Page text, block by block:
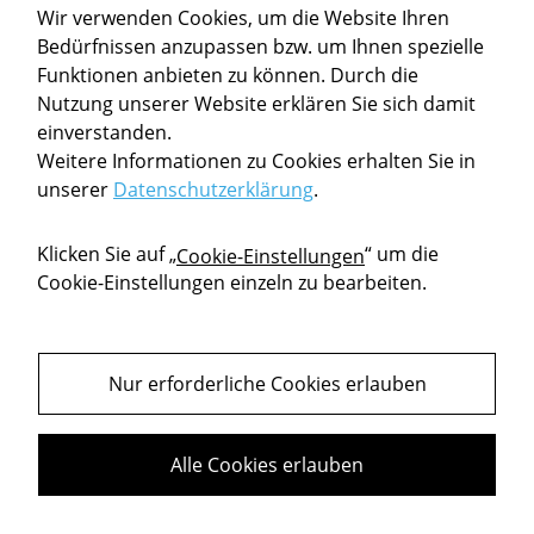
Ganguly,
Raman &
Schön, Sandra
Austria Advanced. Graz: TU
Graz.
Schön,
Sandra;
Braun,
Hohla,
Katharina;
Mütze,
Ebner, Martin
der TU Graz in der COVID-19-
Pandemie. Das Beispiel des
ReDesign-Canvas als ein
Hilfsmittel der didaktisch-
methodischen Neugestaltung
von Lehrveranstaltungen: In:
Wie Corona die Hochschullehre
verändert: Erfahrungen und
Gedanken aus der Krise zum
zukünftigen Einsatz von
eLearning, Wiesbaden:
Springer-Gabler, S. 243-258.
Wir verwenden Cookies, um die Website Ihren
Bedürfnissen anzupassen bzw. um Ihnen spezielle
Funktionen anbieten zu können. Durch die
Nutzung unserer Website erklären Sie sich damit
einverstanden.
Weitere Informationen zu Cookies erhalten Sie in
unserer Datenschutzerklärung.
Klicken Sie auf „Cookie-Einstellungen“ um die
Cookie-Einstellungen einzeln zu bearbeiten.
Nur erforderliche Cookies erlauben
Alle Cookies erlauben